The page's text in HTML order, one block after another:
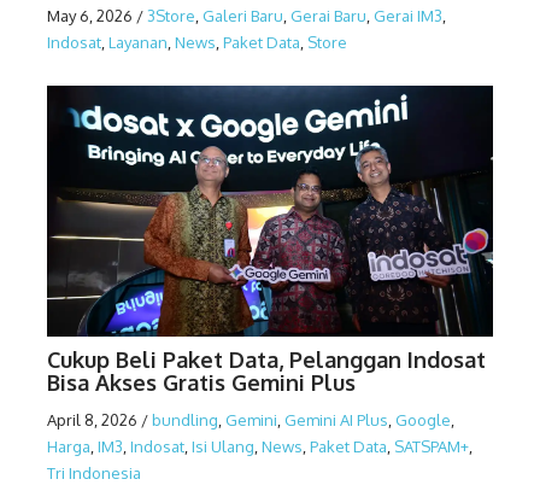
May 6, 2026 /3Store Galeri Baru Gerai Baru Gerai IM3
Indosat Layanan News Paket Data Store
Cukup Beli Paket Data, Pelanggan Indosat
Bisa Akses Gratis Gemini Plus
April 8, 2026 /bundling Gemini Gemini AI Plus Google
Harga IM3 Indosat Isi Ulang News Paket Data SATSPAM+
Tri Indonesia